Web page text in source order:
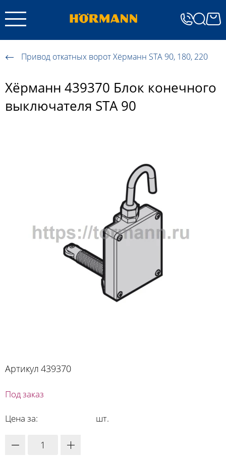
Привод откатных ворот Хёрманн STA 90, 180, 220
Хёрманн 439370 Блок конечного
выключателя STA 90
Артикул 439370
Под заказ
Цена за: шт.